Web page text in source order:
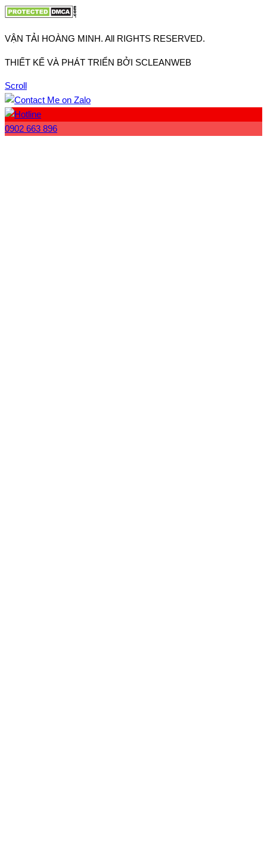
VẬN TẢI HOÀNG MINH. All RIGHTS RESERVED.
THIẾT KẾ VÀ PHÁT TRIỂN BỞI SCLEANWEB
Scroll
0902 663 896